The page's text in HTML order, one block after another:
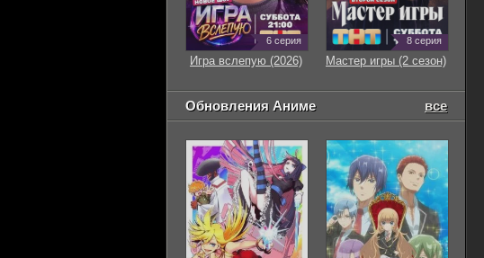
6 серия
Игра вслепую (2026)
8 серия
Мастер игры (2 сезон)
Обновления Аниме все